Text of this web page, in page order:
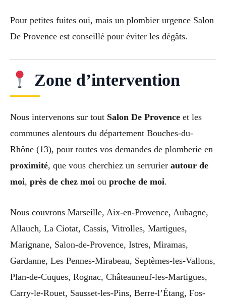
Pour petites fuites oui, mais un plombier urgence Salon
De Provence est conseillé pour éviter les dégâts.
Zone d’intervention
Nous intervenons sur tout Salon De Provence et les
communes alentours du département Bouches-du-
Rhône (13), pour toutes vos demandes de plomberie en
proximité, que vous cherchiez un serrurier autour de
moi, près de chez moi ou proche de moi.
Nous couvrons Marseille, Aix-en-Provence, Aubagne,
Allauch, La Ciotat, Cassis, Vitrolles, Martigues,
Marignane, Salon-de-Provence, Istres, Miramas,
Gardanne, Les Pennes-Mirabeau, Septèmes-les-Vallons,
Plan-de-Cuques, Rognac, Châteauneuf-les-Martigues,
Carry-le-Rouet, Sausset-les-Pins, Berre-l’Étang, Fos-